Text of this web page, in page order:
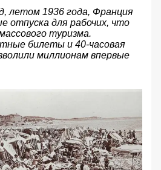
летом 1936 года, Франция
отпуска для рабочих, что
туризма.
билеты и 40-часовая
миллионам впервые